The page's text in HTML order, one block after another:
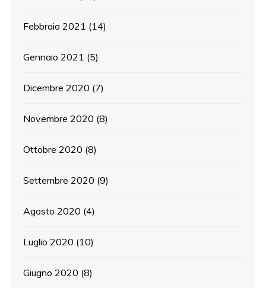
Febbraio 2021 (14)
Gennaio 2021 (5)
Dicembre 2020 (7)
Novembre 2020 (8)
Ottobre 2020 (8)
Settembre 2020 (9)
Agosto 2020 (4)
Luglio 2020 (10)
Giugno 2020 (8)